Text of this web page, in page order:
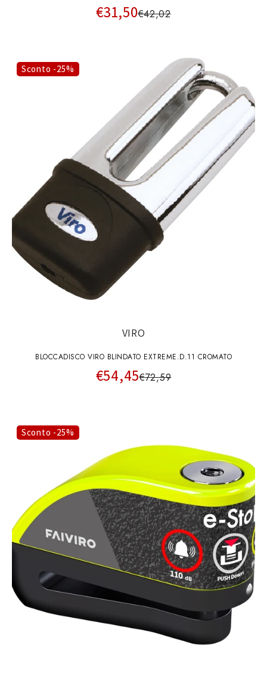
€31,50€42,02
Sconto -25%
VIRO
BLOCCADISCO VIRO BLINDATO EXTREME.D.11 CROMATO
€54,45€72,59
Sconto -25%